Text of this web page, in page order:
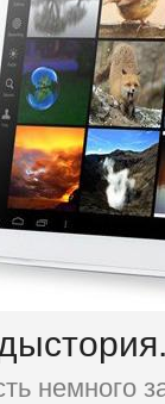
немного